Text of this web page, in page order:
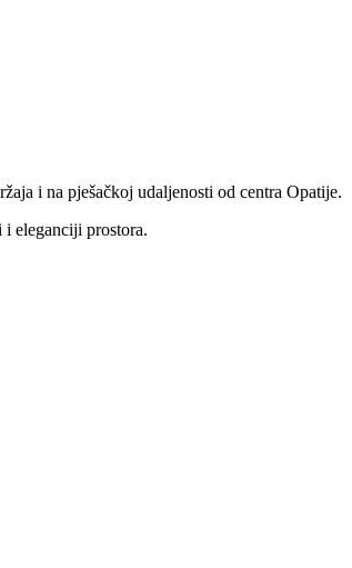
i na pješačkoj udaljenosti od centra Opatije.
eleganciji prostora.